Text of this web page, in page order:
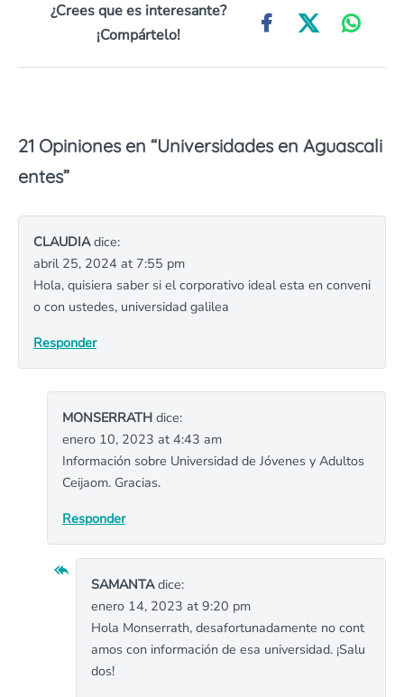
¿Crees que es interesante?
¡Compártelo!
21 Opiniones en “Universidades en Aguascali
entes”
CLAUDIAdice:
abril 25, 2024 at 7:55 pm
Hola, quisiera saber si el corporativo ideal esta en conveni
o con ustedes, universidad galilea
Responder
MONSERRATH dice:
enero 10, 2023 at 4:43 am
Información sobre Universidad de Jóvenes y Adultos
Ceijaom. Gracias.
Responder
SAMANTAdice:
enero 14, 2023 at 9:20 pm
Hola Monserrath, desafortunadamente no cont
amos con información de esa universidad. ¡Salu
dos!